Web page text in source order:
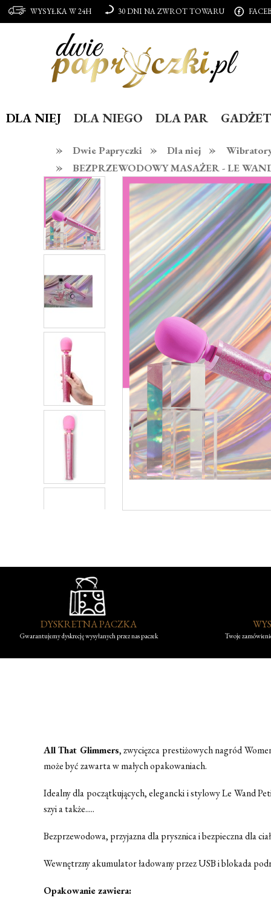
DLA NIEJ DLA NIEGO DLA PAR
»
Dwie Papryczki » Dla niej »
» BEZPRZEWODOWY MASAŻER - LE
WYSYŁKA W 24H 30 DNI NA ZWROT TOWARU
DYSKRETNA PACZKA
Gwarantujemy dyskrecję wysyłanych przez nas paczek
Twoje
All That Glimmers, zwycięzca prestiżowych nagród
może być zawarta w małych opakowaniach.
Idealny dla początkujących, elegancki i stylowy Le Wand
szyi a także.....
Bezprzewodowa, przyjazna dla prysznica i bezpieczna dla
Wewnętrzny akumulator ładowany przez USB i blokada
Opakowanie zawiera: